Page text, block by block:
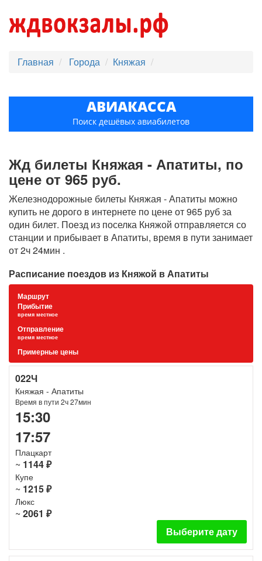
Главная Города Княжая
АВИАКАССА
Поиск дешёвых авиабилетов
Жд билеты Княжая - Апатиты, по
цене от 965 руб.
Железнодорожные билеты Княжая - Апатиты можно
купить не дорого в интернете по цене от 965 руб за
один билет. Поезд из поселка Княжой отправляется со
станции и прибывает в Апатиты, время в пути занимает
от 2ч 24мин .
Расписание поездов из Княжой в Апатиты
Маршрут
Прибытие
время местное
Отправление
время местное
Примерные цены
022Ч
Княжая - Апатиты
Время в пути 2ч 27мин
15:30
17:57
Плацкарт
~ 1144 ₽
Купе
~ 1215 ₽
Люкс
~ 2061 ₽
Выберите дату